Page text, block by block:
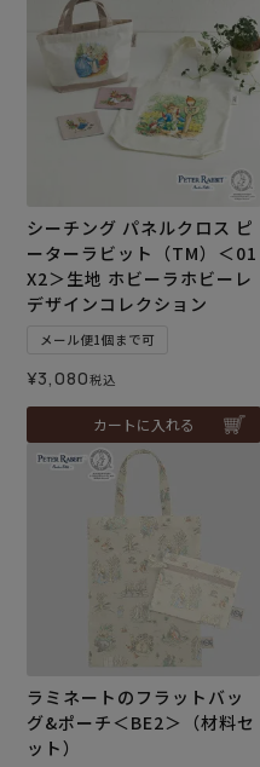
シーチング パネルクロス ピ
ーターラビット（TM）＜01
X2＞生地 ホビーラホビーレ
デザインコレクション
メール便1個まで可
¥3,080税込
カートに入れる
ラミネートのフラットバッ
グ&ポーチ＜BE2＞（材料セ
ット）